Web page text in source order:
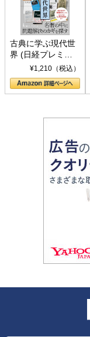
古典に学ぶ現代世
界 (日経プレミア
シリーズ)¥1,210（税込）